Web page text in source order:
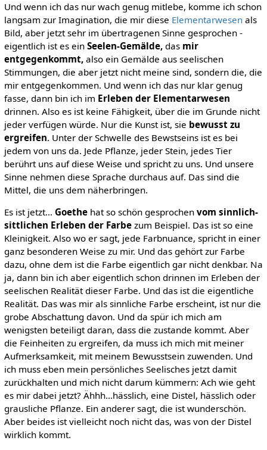
Und wenn ich das nur wach genug mitlebe, komme ich schon
langsam zur Imagination, die mir diese Elementarwesenals
Bild, aber jetzt sehr im übertragenen Sinne gesprochen -
eigentlich ist es ein Seelen-Gemälde,das mir
entgegenkommt,also ein Gemälde aus seelischen
Stimmungen, die aber jetzt nicht meine sind, sondern die, die
mir entgegenkommen. Und wenn ich das nur klar genug
fasse, dann bin ich im Erleben der Elementarwesen
drinnen. Also es ist keine Fähigkeit, über die im Grunde nicht
jeder verfügen würde. Nur die Kunst ist, sie bewusst zu
ergreifen. Unter der Schwelle des Bewstseins ist es bei
jedem von uns da. Jede Pflanze, jeder Stein, jedes Tier
berührt uns auf diese Weise und spricht zu uns. Und unsere
Sinne nehmen diese Sprache durchaus auf. Das sind die
Mittel, die uns dem näherbringen.
Es ist jetzt... Goethehat so schön gesprochen vom sinnlich-
sittlichen Erleben der Farbezum Beispiel. Das ist so eine
Kleinigkeit. Also wo er sagt, jede Farbnuance, spricht in einer
ganz besonderen Weise zu mir. Und das gehört zur Farbe
dazu, ohne dem ist die Farbe eigentlich gar nicht denkbar. Na
ja, dann bin ich aber eigentlich schon drinnen im Erleben der
seelischen Realität dieser Farbe. Und das ist die eigentliche
Realität. Das was mir als sinnliche Farbe erscheint, ist nur die
grobe Abschattung davon. Und da spür ich mich am
wenigsten beteiligt daran, dass die zustande kommt. Aber
die Feinheiten zu ergreifen, da muss ich mich mit meiner
Aufmerksamkeit, mit meinem Bewusstsein zuwenden. Und
ich muss eben mein persönliches Seelisches jetzt damit
zurückhalten und mich nicht darum kümmern: Ach wie geht
es mir dabei jetzt? Ähhh...hässlich, eine Distel, hässlich oder
grausliche Pflanze. Ein anderer sagt, die ist wunderschön.
Aber beides ist vielleicht noch nicht das, was von der Distel
wirklich kommt.